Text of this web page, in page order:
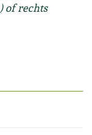
of rechts